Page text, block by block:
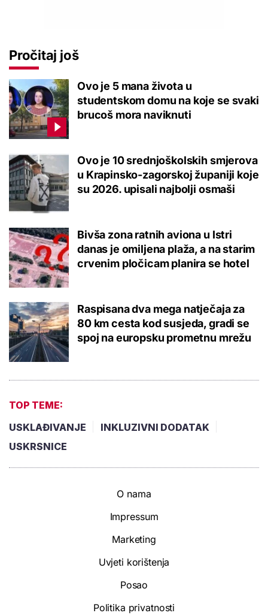
Pročitaj još
Ovo je 5 mana života u
studentskom domu na koje se svaki
brucoš mora naviknuti
Ovo je 10 srednjoškolskih smjerova
u Krapinsko-zagorskoj županiji koje
su 2026. upisali najbolji osmaši
Bivša zona ratnih aviona u Istri
danas je omiljena plaža, a na starim
crvenim pločicam planira se hotel
Raspisana dva mega natječaja za
80 km cesta kod susjeda, gradi se
spoj na europsku prometnu mrežu
TOP TEME:
USKLAĐIVANJE
INKLUZIVNI DODATAK
USKRSNICE
O nama
Impressum
Marketing
Uvjeti korištenja
Posao
Politika privatnosti